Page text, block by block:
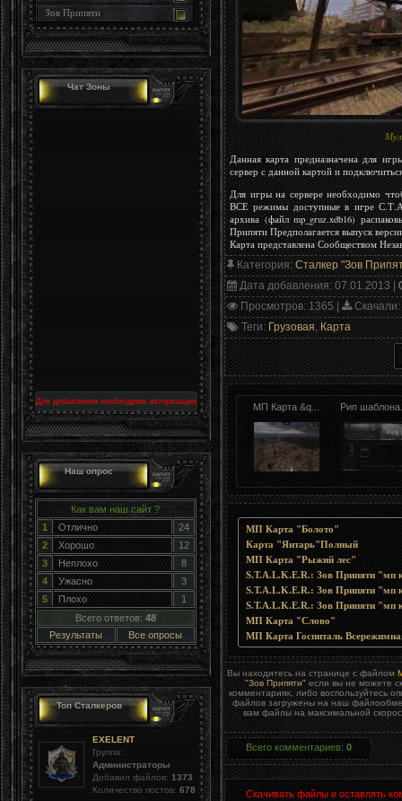
Зов Припяти
Чат Зоны
Для добавления необходима авторизация
Наш опрос
Как вам наш сайт ?
1
Отлично
24
2
Хорошо
12
3
Неплохо
8
4
Ужасно
3
5
Плохо
1
Всего ответов: 48
Результаты
Все опросы
Топ Сталкеров
EXELENT
Группа:
Администраторы
Добавил файлов: 1373
Количество постов: 678
Данная карта предназначена для
сервер с данной картой и
Для игры на сервере необходимо
ВСЕ режимы доступные в игре
архива (файл mp_gruz.xdb16)
Припяти Предполагается выпуск
Карта представлена Сообществом
Категория: Сталкер "Зов
Дата добавления: 07.01.2013 |
Просмотров: 1365 | Скачали
Теги: Грузовая Карта
МП Карта &q... Рип
МП Карта "Болото"
Карта "Янтарь"Полный
МП Карта "Рыжий лес"
S.T.A.L.K.E.R.: Зов Припяти
S.T.A.L.K.E.R.: Зов Припяти
S.T.A.L.K.E.R.: Зов Припяти "мп
МП Карта "Слово"
МП Карта Госпиталь
Вы находитесь на странице с файлом
"Зов Припяти" если вы не можете
комментариях, либо воспользуйтесь
файлов загружены на наш
вам файлы на максимальной
Всего комментариев: 0
Скачивать файлы и оставлять